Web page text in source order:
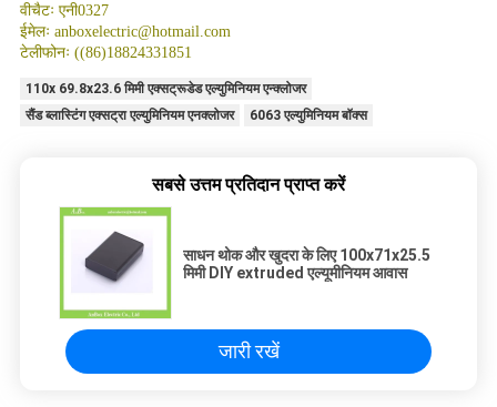
वीचैटः एनी0327
ईमेलः anboxelectric@hotmail.com
टेलीफोनः ((86)18824331851
110x 69.8x23.6 मिमी एक्सट्रूडेड एल्युमिनियम एन्क्लोजर
सैंड ब्लास्टिंग एक्सट्रा एल्युमिनियम एनक्लोजर
6063 एल्युमिनियम बॉक्स
सबसे उत्तम प्रतिदान प्राप्त करें
साधन थोक और खुदरा के लिए 100x71x25.5
मिमी DIY extruded एल्यूमीनियम आवास
जारी रखें